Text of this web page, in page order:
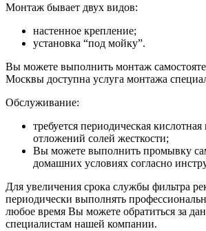
Монтаж бывает двух видов:
настенное крепление;
установка “под мойку”.
Вы можете выполнить монтаж
Москвы доступна услуга монтажа
Обслуживание:
требуется периодическая
отложений солей жесткости;
Вы можете выполнить промывку
домашних условиях согласно
Для увеличения срока службы фильтра
периодически выполнять
любое время Вы можете обратиться за
специалистам нашей компании.